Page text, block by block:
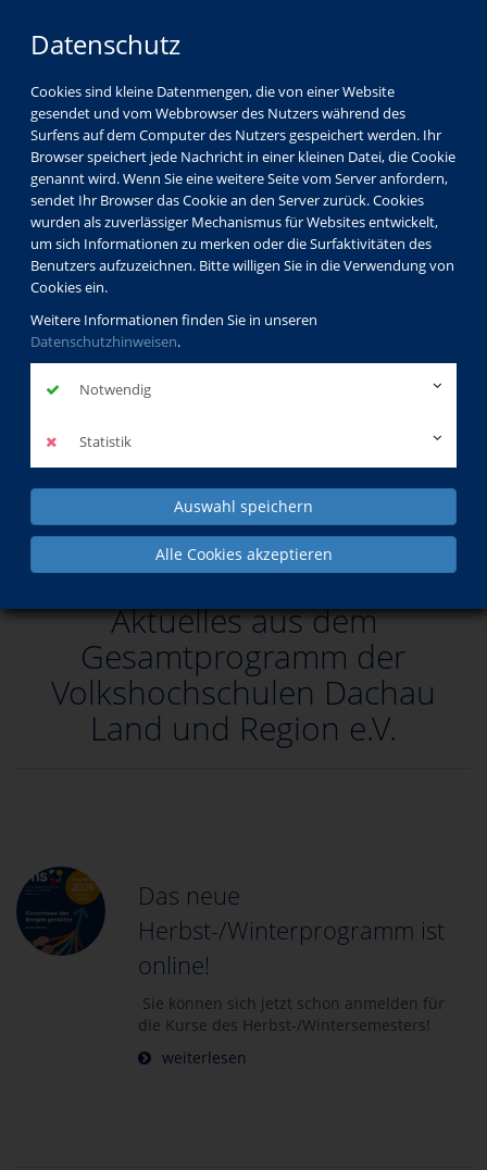
Datenschutz
Cookies sind kleine Datenmengen, die von einer Website
gesendet und vom Webbrowser des Nutzers während des
Surfens auf dem Computer des Nutzers gespeichert werden. Ihr
Browser speichert jede Nachricht in einer kleinen Datei, die Cookie
genannt wird. Wenn Sie eine weitere Seite vom Server anfordern,
sendet Ihr Browser das Cookie an den Server zurück. Cookies
wurden als zuverlässiger Mechanismus für Websites entwickelt,
um sich Informationen zu merken oder die Surfaktivitäten des
Benutzers aufzuzeichnen. Bitte willigen Sie in die Verwendung von
Cookies ein.
Weitere Informationen finden Sie in unseren
Datenschutzhinweisen.
Notwendig
Statistik
Auswahl speichern
Alle Cookies akzeptieren
Berufliche Weiterbildung
mehr erfahren
Aktuelles aus dem
Gesamtprogramm der
Volkshochschulen Dachau
Land und Region e.V.
Das neue
Herbst-/Winterprogramm ist
online!
Sie können sich jetzt schon anmelden für
die Kurse des Herbst-/Wintersemesters!
weiterlesen